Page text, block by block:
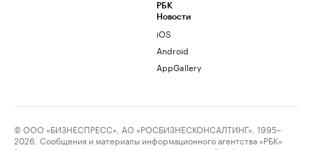
РБК
Новости
iOS
Android
AppGallery
© ООО «БИЗНЕСПРЕСС», АО «РОСБИЗНЕСКОНСАЛТИНГ», 1995–
2026. Сообщения и материалы информационного агентства «РБК»